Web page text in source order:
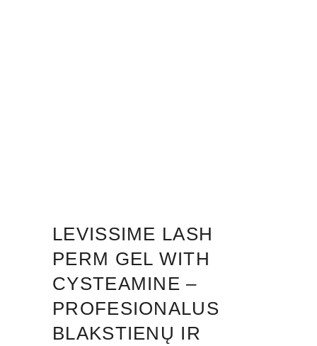
LEVISSIME LASH
PERM GEL WITH
CYSTEAMINE –
PROFESIONALUS
BLAKSTIENŲ IR